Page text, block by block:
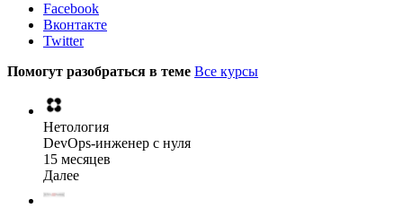
Facebook
Вконтакте
Twitter
Помогут разобраться в теме Все курсы
Нетология
DevOps-инженер с нуля
15 месяцев
Далее